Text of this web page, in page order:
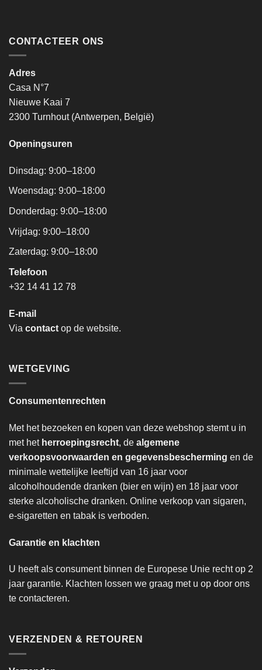
CONTACTEER ONS
Adres
Casa N°7
Nieuwe Kaai 7
2300 Turnhout (Antwerpen, België)
Openingsuren
Dinsdag: 9:00–18:00
Woensdag: 9:00–18:00
Donderdag: 9:00–18:00
Vrijdag: 9:00–18:00
Zaterdag: 9:00–18:00
Telefoon
+32 14 41 12 78
E-mail
Via contact op de website.
WETGEVING
Consumentenrechten
Met het bezoeken en kopen van deze webshop stemt u in
met het herroepingsrecht, de algemene
verkoopsvoorwaarden en gegevensbescherming en de
minimale wettelijke leeftijd van 16 jaar voor
alcoholhoudende dranken (bier en wijn) en 18 jaar voor
sterke alcoholische dranken. Online verkoop van sigaren,
e-sigaretten en tabak is verboden.
Garantie en klachten
U heeft als consument binnen de Europese Unie recht op 2
jaar garantie. Klachten lossen we graag met u op door ons
te contacteren.
VERZENDEN & RETOUREN